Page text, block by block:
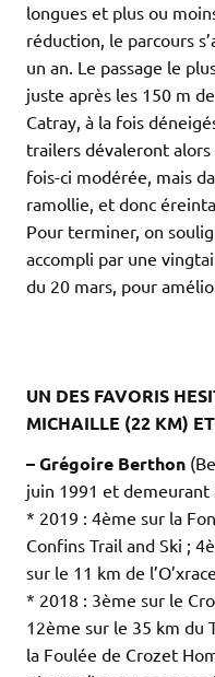
longues et plus ou
réduction, le parcours
un an. Le passage le
juste après les 150 m
Catray, à la fois
trailers dévaleront
fois-ci modérée, mais
ramollie, et donc
Pour terminer, on
accompli par une
du 20 mars, pour
UN DES FAVORIS
MICHAILLE (22 KM)
– Grégoire Berthon
juin 1991 et demeurant
* 2019 : 4ème sur la
Confins Trail and Ski ;
sur le 11 km de
* 2018 : 3ème sur le
12ème sur le 35 km du
la Foulée de Crozet